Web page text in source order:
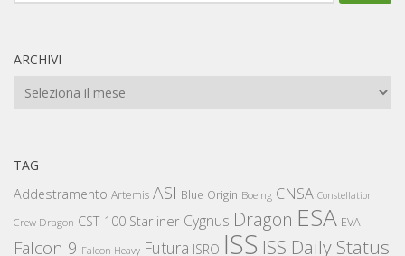
ARCHIVI
Archivi
TAG
Addestramento Artemis ASI Blue Origin Boeing CNSA Constellation
Crew Dragon CST-100 Starliner Cygnus Dragon ESA EVA
Falcon 9 Falcon Heavy Futura ISRO ISS ISS Daily Status